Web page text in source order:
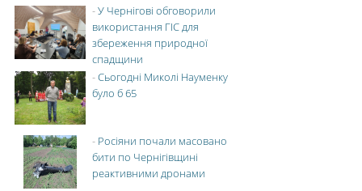
-У Чернігові обговорили
використання ГІС для
збереження природної
спадщини
-Сьогодні Миколі Науменку
було б 65
- Росіяни почали масовано
бити по Чернігівщині
реактивними дронами